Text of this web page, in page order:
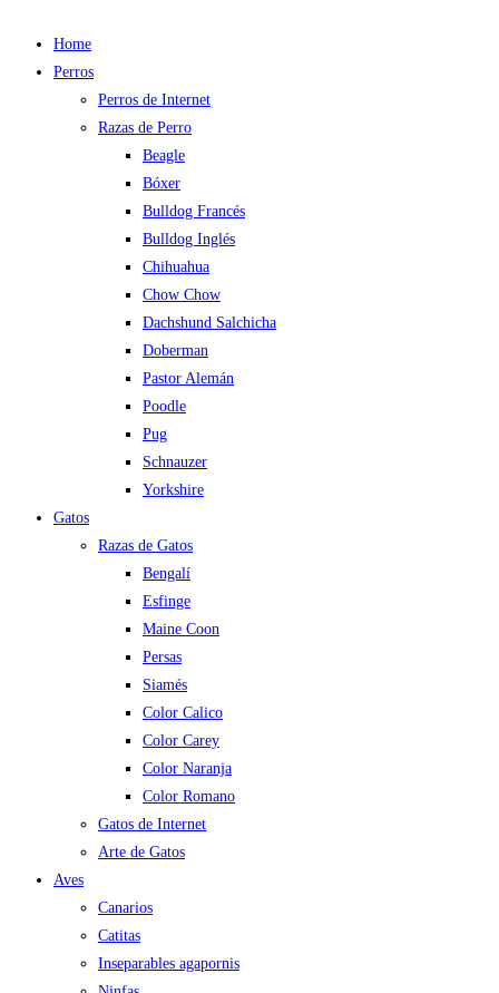
Home
Perros
Perros de Internet
Razas de Perro
Beagle
Bóxer
Bulldog Francés
Bulldog Inglés
Chihuahua
Chow Chow
Dachshund Salchicha
Doberman
Pastor Alemán
Poodle
Pug
Schnauzer
Yorkshire
Gatos
Razas de Gatos
Bengalí
Esfinge
Maine Coon
Persas
Siamés
Color Calico
Color Carey
Color Naranja
Color Romano
Gatos de Internet
Arte de Gatos
Aves
Canarios
Catitas
Inseparables agapornis